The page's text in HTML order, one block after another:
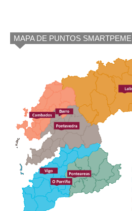
MAPA DE PUNTOS SMARTPEME